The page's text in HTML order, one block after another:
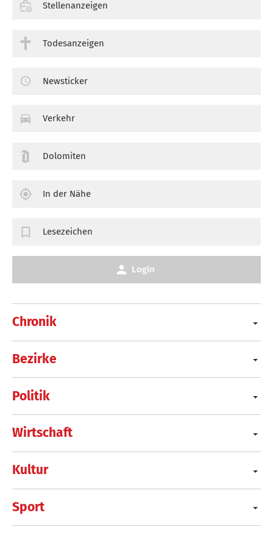
Chronik
Bezirke
Politik
Wirtschaft
Kultur
Sport
Stellenanzeigen
Todesanzeigen
Newsticker
Verkehr
Dolomiten
In der Nähe
Lesezeichen
Login